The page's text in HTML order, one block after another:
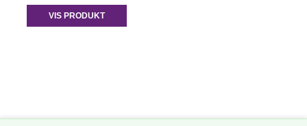
VIS PRODUKT